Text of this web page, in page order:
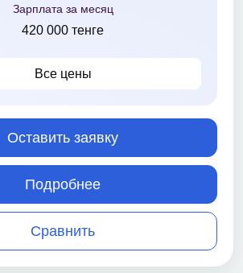
Зарплата за месяц
420 000 тенге
Все цены
Сравнить
Оставить заявку
Подробнее